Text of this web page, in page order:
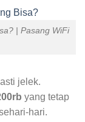
| Pasang WiFi
jelek.
yang tetap
hari.